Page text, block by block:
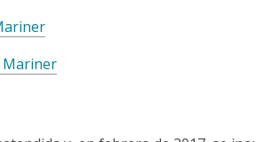
Mariner